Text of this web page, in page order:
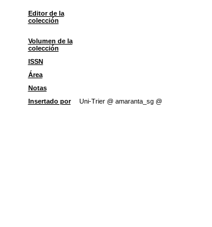
Editor de la
colección
Volumen de la
colección
ISSN
Área
Notas
Insertado por
Uni-Trier @ amaranta_sg @